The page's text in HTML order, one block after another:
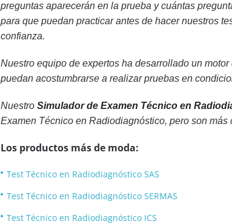
preguntas aparecerán en la prueba y cuántas
para que puedan practicar antes de hacer nuestros
confianza.
Nuestro equipo de expertos ha desarrollado un
puedan acostumbrarse a realizar pruebas en
Nuestro Simulador de Examen Técnico en
Examen Técnico en Radiodiagnóstico, pero son
Los productos más de moda:
Test Técnico en Radiodiagnóstico SAS
Test Técnico en Radiodiagnóstico SERMAS
Test Técnico en Radiodiagnóstico ICS